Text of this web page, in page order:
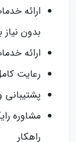
ارائه
بدون
ارائه
رعایت
مشاوره
راهکار